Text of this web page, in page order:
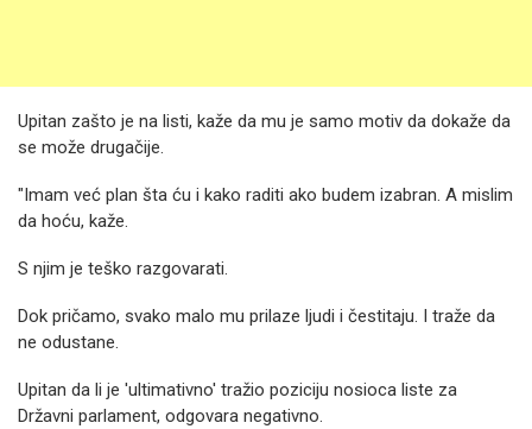
Upitan zašto je na listi, kaže da mu je samo motiv da dokaže da
se može drugačije.
"Imam već plan šta ću i kako raditi ako budem izabran. A mislim
da hoću, kaže.
S njim je teško razgovarati.
Dok pričamo, svako malo mu prilaze ljudi i čestitaju. I traže da
ne odustane.
Upitan da li je 'ultimativno' tražio poziciju nosioca liste za
Državni parlament, odgovara negativno.